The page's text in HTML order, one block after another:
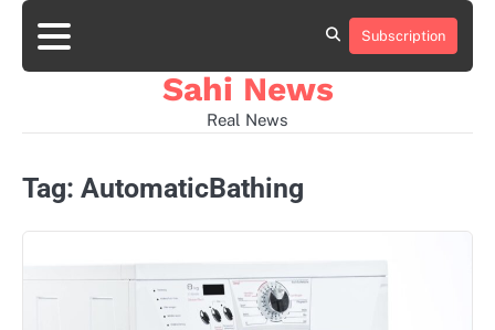
Skip
content
Home
news
viral
sports
desi
Subscription
Sahi News
Real News
Tag: AutomaticBathing